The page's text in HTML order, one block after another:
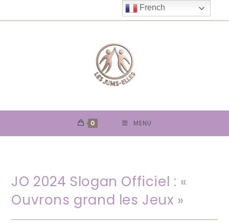
to
0 MENU
JO 2024 Slogan Officiel : «
Ouvrons grand les Jeux »
French